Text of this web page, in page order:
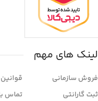
لینک های مهم
فروش سازمانی
ثبت گارانتی
تماس